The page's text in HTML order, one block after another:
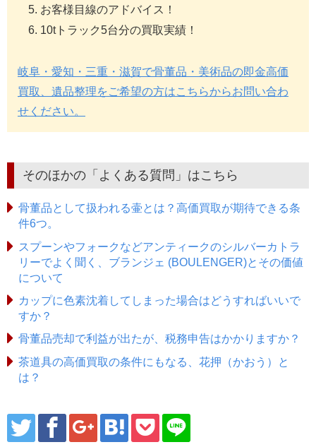
お客様目線のアドバイス！
10tトラック5台分の買取実績！
岐阜・愛知・三重・滋賀で骨董品・美術品の即金高価
買取、遺品整理をご希望の方はこちらからお問い合わ
せください。
そのほかの「よくある質問」はこちら
骨董品として扱われる壷とは？高価買取が期待できる条
件6つ。
スプーンやフォークなどアンティークのシルバーカトラ
リーでよく聞く、ブランジェ (BOULENGER)とその価値
について
カップに色素沈着してしまった場合はどうすればいいで
すか？
骨董品売却で利益が出たが、税務申告はかかりますか？
茶道具の高価買取の条件にもなる、花押（かおう）と
は？